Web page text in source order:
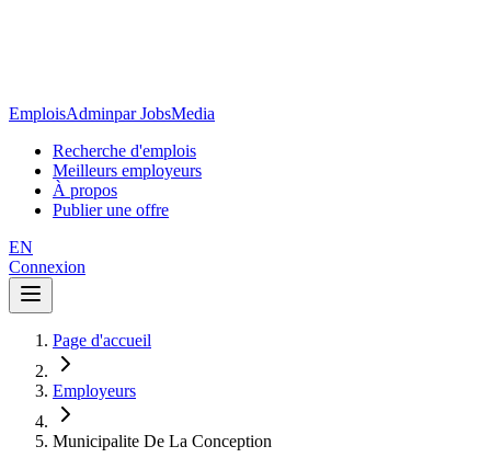
EmploisAdminpar JobsMedia
Recherche d'emplois
Meilleurs employeurs
À propos
Publier une offre
EN
Connexion
Page d'accueil
Employeurs
Municipalite De La Conception